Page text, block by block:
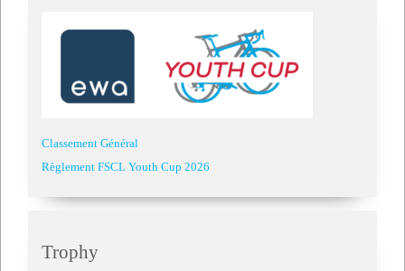
Classement Général
Règlement FSCL Youth Cup 2026
Trophy